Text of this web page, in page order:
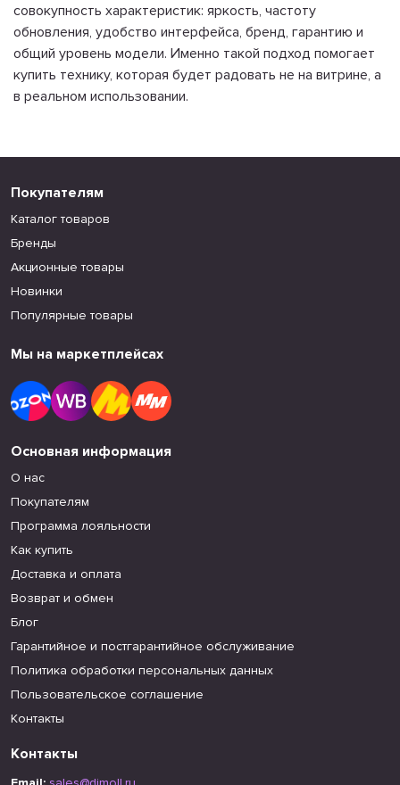
совокупность характеристик: яркость, частоту
обновления, удобство интерфейса, бренд, гарантию и
общий уровень модели. Именно такой подход помогает
купить технику, которая будет радовать не на витрине, а
в реальном использовании.
Покупателям
Каталог товаров
Бренды
Акционные товары
Новинки
Популярные товары
Мы на маркетплейсах
Основная информация
О нас
Покупателям
Программа лояльности
Как купить
Доставка и оплата
Возврат и обмен
Блог
Гарантийное и постгарантийное обслуживание
Политика обработки персональных данных
Пользовательское соглашение
Контакты
Контакты